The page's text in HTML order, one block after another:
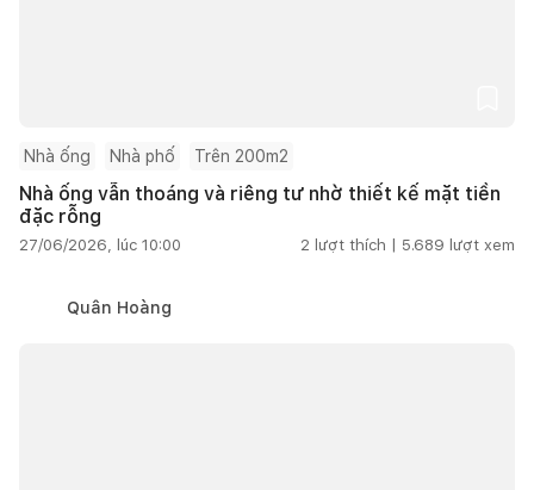
Nhà ống Nhà phố Trên 200m2
Nhà ống vẫn thoáng và riêng tư nhờ thiết kế mặt tiền
đặc rỗng
27/06/2026, lúc 10:00 2 lượt thích | 5.689 lượt xem
Quân Hoàng